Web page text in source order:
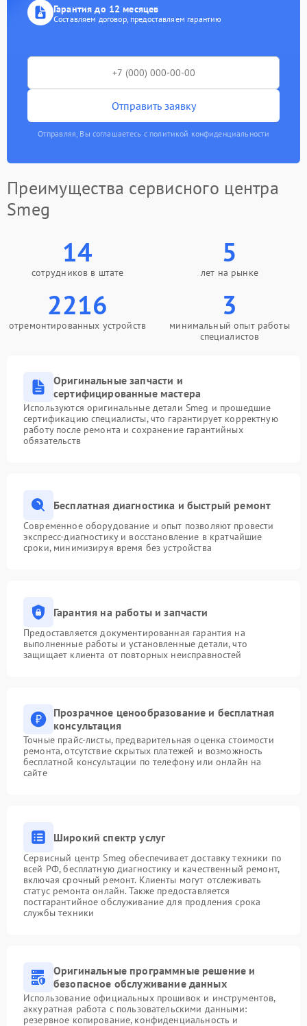
Гарантия до 12 месяцев
Составляем договор, предоставляем гарантию
Отправить заявку
Отправляя, Вы соглашаетесь с политикой конфиденциальности
Преимущества сервисного центра
Smeg
14
сотрудников в штате
5
лет на рынке
2216
отремонтированных устройств
3
минимальный опыт работы
специалистов
Оригинальные запчасти и
сертифицированные мастера
Используются оригинальные детали Smeg и прошедшие
сертификацию специалисты, что гарантирует корректную
работу после ремонта и сохранение гарантийных
обязательств
Бесплатная диагностика и быстрый ремонт
Современное оборудование и опыт позволяют провести
экспресс-диагностику и восстановление в кратчайшие
сроки, минимизируя время без устройства
Гарантия на работы и запчасти
Предоставляется документированная гарантия на
выполненные работы и установленные детали, что
защищает клиента от повторных неисправностей
Прозрачное ценообразование и бесплатная
консультация
Точные прайс-листы, предварительная оценка стоимости
ремонта, отсутствие скрытых платежей и возможность
бесплатной консультации по телефону или онлайн на
сайте
Широкий спектр услуг
Сервисный центр Smeg обеспечивает доставку техники по
всей РФ, бесплатную диагностику и качественный ремонт,
включая срочный ремонт. Клиенты могут отслеживать
статус ремонта онлайн. Также предоставляется
постгарантийное обслуживание для продления срока
службы техники
Оригинальные программные решение и
безопасное обслуживание данных
Использование официальных прошивок и инструментов,
аккуратная работа с пользовательскими данными:
резервное копирование, конфиденциальность и